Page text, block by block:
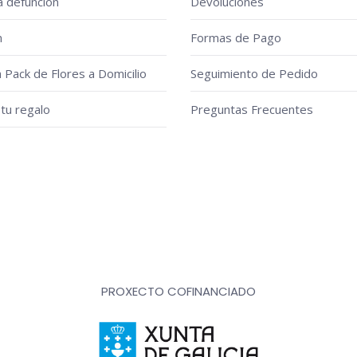
Pack de Flores a Domicilio
regalo
Formas de Pago
Seguimiento de Pedido
Preguntas Frecuentes
PROXECTO COFINANCIADO